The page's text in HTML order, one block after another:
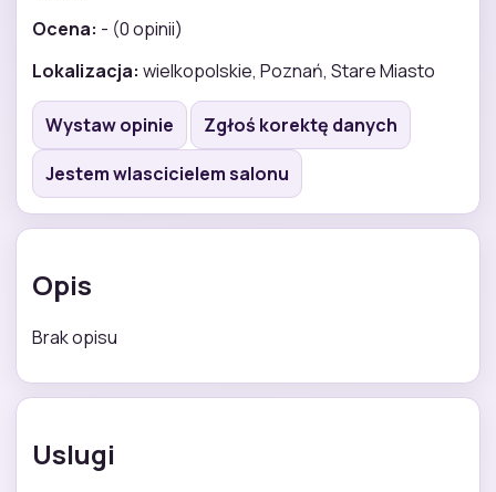
Ocena: - (0 opinii)
Lokalizacja: wielkopolskie, Poznań, Stare Miasto
Wystaw opinie
Zgłoś korektę danych
Jestem wlascicielem salonu
Opis
Brak opisu
Uslugi